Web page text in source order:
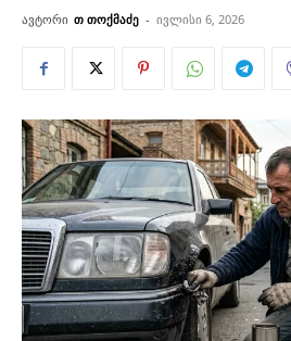
ავტორი თ თოქმაძე - ივლისი 6, 2026